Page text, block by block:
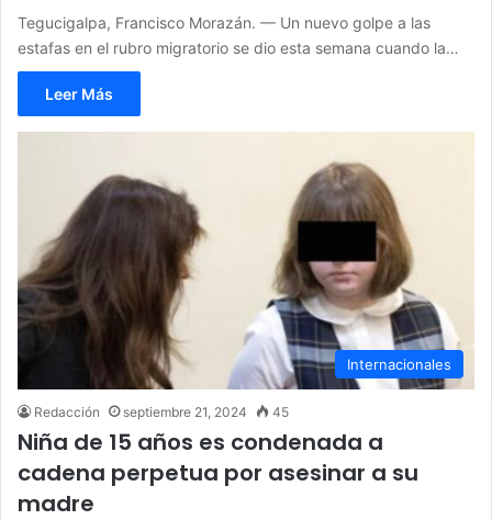
Tegucigalpa, Francisco Morazán. — Un nuevo golpe a las
estafas en el rubro migratorio se dio esta semana cuando la…
Leer Más
Internacionales
Redacción septiembre 21, 2024 45
Niña de 15 años es condenada a
cadena perpetua por asesinar a su
madre